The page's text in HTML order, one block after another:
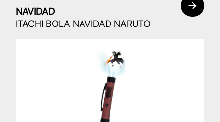
NAVIDAD
ITACHI BOLA NAVIDAD NARUTO